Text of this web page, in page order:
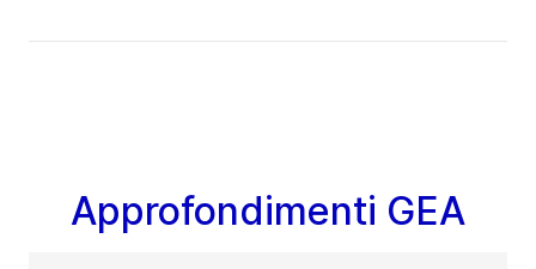
Approfondimenti GEA